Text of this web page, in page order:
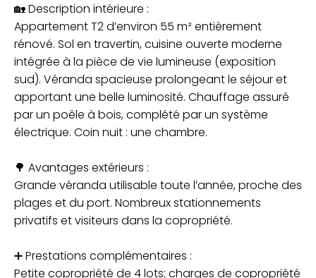
🏡 Description intérieure :
Appartement T2 d’environ 55 m² entièrement
rénové. Sol en travertin, cuisine ouverte moderne
intégrée à la pièce de vie lumineuse (exposition
sud). Véranda spacieuse prolongeant le séjour et
apportant une belle luminosité. Chauffage assuré
par un poêle à bois, complété par un système
électrique. Coin nuit : une chambre.
🌳 Avantages extérieurs :
Grande véranda utilisable toute l’année, proche des
plages et du port. Nombreux stationnements
privatifs et visiteurs dans la copropriété.
➕ Prestations complémentaires :
Petite copropriété de 4 lots; charges de copropriété